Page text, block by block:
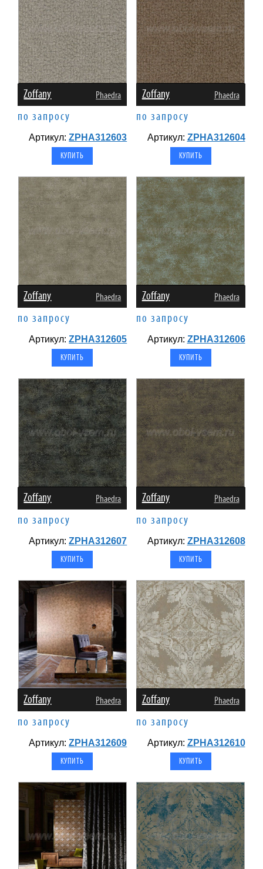
Zoffany Phaedra
по запросу
Артикул:ZPHA312603
Zoffany Phaedra
по запросу
Артикул: ZPHA312604
Zoffany Phaedra
по запросу
Артикул:ZPHA312605
Zoffany Phaedra
по запросу
Артикул: ZPHA312606
Zoffany Phaedra
по запросу
Артикул:ZPHA312607
Zoffany Phaedra
по запросу
Артикул: ZPHA312608
Zoffany Phaedra
по запросу
Артикул:ZPHA312609
Zoffany Phaedra
по запросу
Артикул: ZPHA312610